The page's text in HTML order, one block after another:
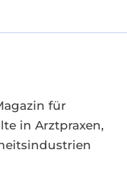
für
in Arztpraxen,